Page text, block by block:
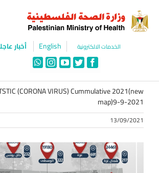
content
الخدمات الالكترونية English أخبار
Facebook
Twitter
YouTube
Instagram
WhatsApp
(CORONA VIRUS) Cummulative 2021(new
map)9-9-2021
13/09/2021